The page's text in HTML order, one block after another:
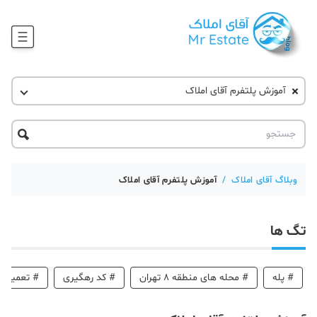
آموزش املاک
حقوقی
آموزش پلتفرم آقای املاک
آقای مشاور املاک
آکادمی آقای املاک
آموزش املاک
آموزش پلتفرم آقای املاک
تحلیل مسکن
حقوقی
وبلاگ آقای املاک / آموزش پلتفرم آقای املاک
تگ ها
# پله # محله های منطقه 8 تهران # کد رهگیری # تعمیر